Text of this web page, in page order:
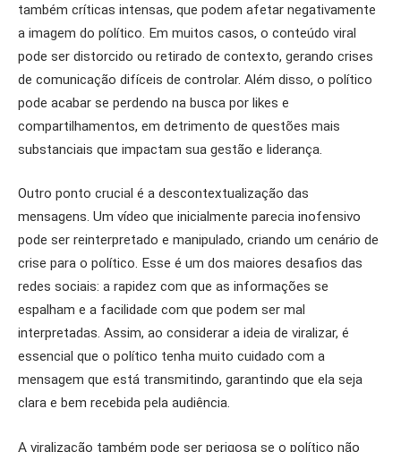
também críticas intensas, que podem afetar negativamente
a imagem do político. Em muitos casos, o conteúdo viral
pode ser distorcido ou retirado de contexto, gerando crises
de comunicação difíceis de controlar. Além disso, o político
pode acabar se perdendo na busca por likes e
compartilhamentos, em detrimento de questões mais
substanciais que impactam sua gestão e liderança.
Outro ponto crucial é a descontextualização das
mensagens. Um vídeo que inicialmente parecia inofensivo
pode ser reinterpretado e manipulado, criando um cenário de
crise para o político. Esse é um dos maiores desafios das
redes sociais: a rapidez com que as informações se
espalham e a facilidade com que podem ser mal
interpretadas. Assim, ao considerar a ideia de viralizar, é
essencial que o político tenha muito cuidado com a
mensagem que está transmitindo, garantindo que ela seja
clara e bem recebida pela audiência.
A viralização também pode ser perigosa se o político não